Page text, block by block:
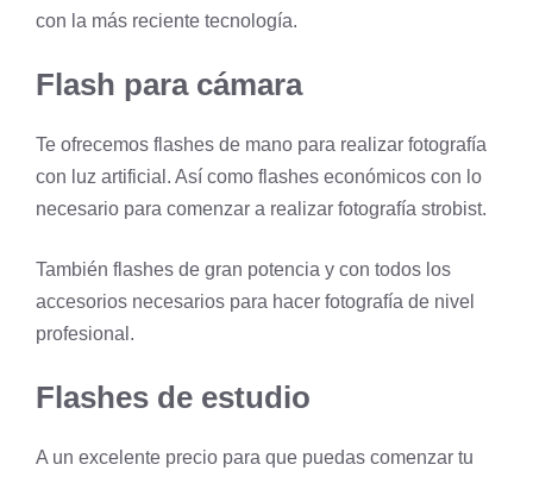
con la más reciente tecnología.
Flash para cámara
Te ofrecemos flashes de mano para realizar fotografía
con luz artificial. Así como flashes económicos con lo
necesario para comenzar a realizar fotografía strobist.
También flashes de gran potencia y con todos los
accesorios necesarios para hacer fotografía de nivel
profesional.
Flashes de estudio
A un excelente precio para que puedas comenzar tu